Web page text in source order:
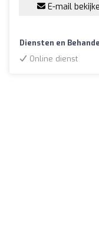
E-mail
Diensten en
Online dienst